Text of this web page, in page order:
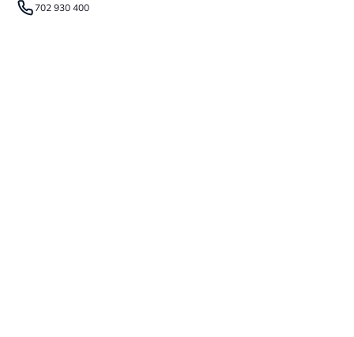
702 930 400